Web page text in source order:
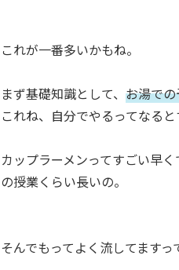
これが一番多いかもね。
まず基礎知識として、 お湯で
これね、自分でやるってなると
カップラーメンってすごい早
の授業くらい長いの。
そんでもってよく流してます